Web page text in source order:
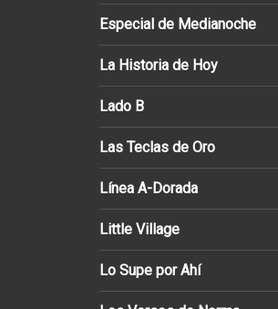
Especial de Medianoche
La Historia de Hoy
Lado B
Las Teclas de Oro
Línea A-Dorada
Little Village
Lo Supe por Ahí